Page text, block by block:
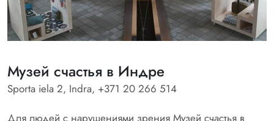
Музей счастья в Индре
Sporta iela 2, Indra, +371 20 266 514
Для людей с нарушениями зрения Музей счастья в